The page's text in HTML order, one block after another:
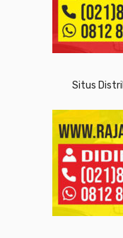
Situs